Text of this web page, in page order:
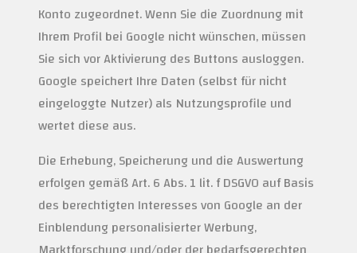
Konto zugeordnet. Wenn Sie die Zuordnung mit
Ihrem Profil bei Google nicht wünschen, müssen
Sie sich vor Aktivierung des Buttons ausloggen.
Google speichert Ihre Daten (selbst für nicht
eingeloggte Nutzer) als Nutzungsprofile und
wertet diese aus.
Die Erhebung, Speicherung und die Auswertung
erfolgen gemäß Art. 6 Abs. 1 lit. f DSGVO auf Basis
des berechtigten Interesses von Google an der
Einblendung personalisierter Werbung,